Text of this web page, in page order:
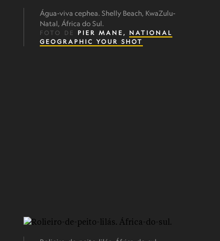
Água-viva cephea. Shelly Beach, KwaZulu-
Natal, África do Sul.
FOTO DE PIER MANE, NATIONAL
GEOGRAPHIC YOUR SHOT